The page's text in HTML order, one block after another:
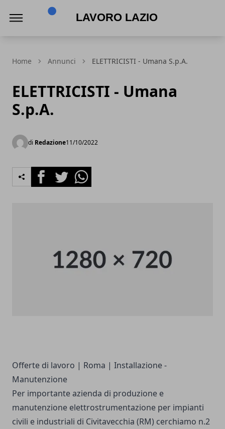
Home Annunci ELETTRICISTI - Umana S.p.A.
ELETTRICISTI - Umana
S.p.A.
di Redazione11/10/2022
FacebookTwitterWhatsapp
Offerte di lavoro | Roma | Installazione -
Manutenzione
Per importante azienda di produzione e
manutenzione elettrostrumentazione per impianti
civili e industriali di Civitavecchia (RM) cerchiamo n.2